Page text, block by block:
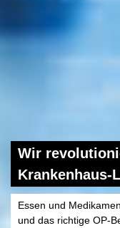
Wir
Krankenhaus-
Essen und
und das richtige OP-